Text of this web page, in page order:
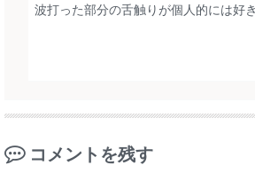
波打った部分の舌触りが個人的には好
コメントを残す